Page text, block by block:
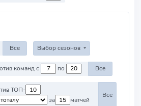
Все Выбор сезонов
Против команд с по Все
ТОП-
за
матчей
Все